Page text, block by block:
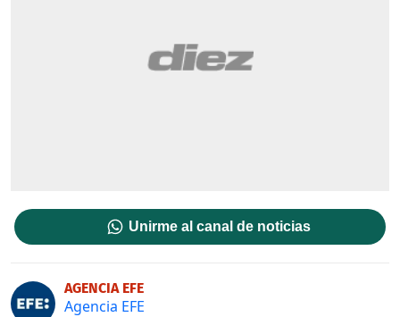
Unirme al canal de noticias
AGENCIA EFE
Agencia EFE